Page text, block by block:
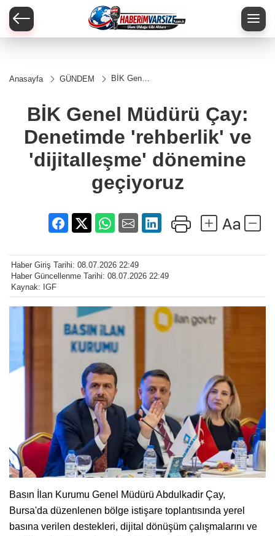
Anasayfa GÜNDEM
BİK Genel
Denetimde
'rehberlik'
'dijitalleşme'
dönemine
geçiyoruz
BİK Genel Müdürü Çay:
Denetimde 'rehberlik' ve
'dijitalleşme' dönemine
geçiyoruz
Haber Giriş Tarihi: 08.07.2026 22:49
Haber Güncellenme Tarihi: 08.07.2026 22:49
Kaynak: IGF
Basın İlan Kurumu Genel Müdürü Abdulkadir Çay,
Bursa'da düzenlenen bölge istişare toplantısında yerel
basına verilen destekleri, dijital dönüşüm çalışmalarını ve